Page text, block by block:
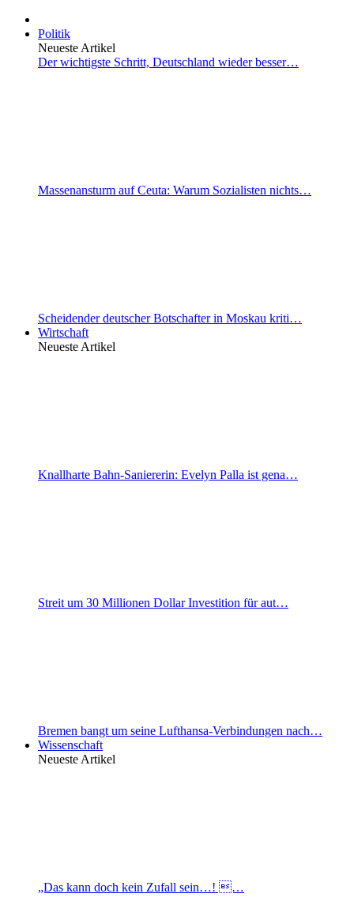
Politik
Neueste Artikel
Der wichtigste Schritt, Deutschland wieder besser…
Massenansturm auf Ceuta: Warum Sozialisten nichts…
Scheidender deutscher Botschafter in Moskau kriti…
Wirtschaft
Neueste Artikel
Knallharte Bahn-Saniererin: Evelyn Palla ist gena…
Streit um 30 Millionen Dollar Investition für aut…
Bremen bangt um seine Lufthansa-Verbindungen nach…
Wissenschaft
Neueste Artikel
„Das kann doch kein Zufall sein…! …